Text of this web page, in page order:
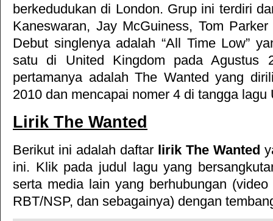
berkedudukan di London. Grup ini terdiri
Kaneswaran, Jay McGuiness, Tom
Debut singlenya adalah “All Time Low”
satu di United Kingdom pada Agustus
pertamanya adalah The Wanted yang
2010 dan mencapai nomer 4 di tangga lagu
Lirik The Wanted
Berikut ini adalah daftar lirik The Wanted
ini. Klik pada judul lagu yang
serta media lain yang berhubungan
RBT/NSP, dan sebagainya) dengan